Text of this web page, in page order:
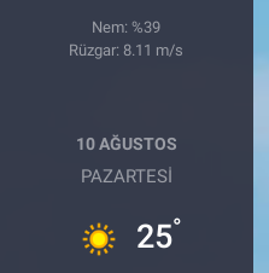
Nem: %39
Rüzgar: 8.11 m/s
10 AĞUSTOS
PAZARTESI
25°